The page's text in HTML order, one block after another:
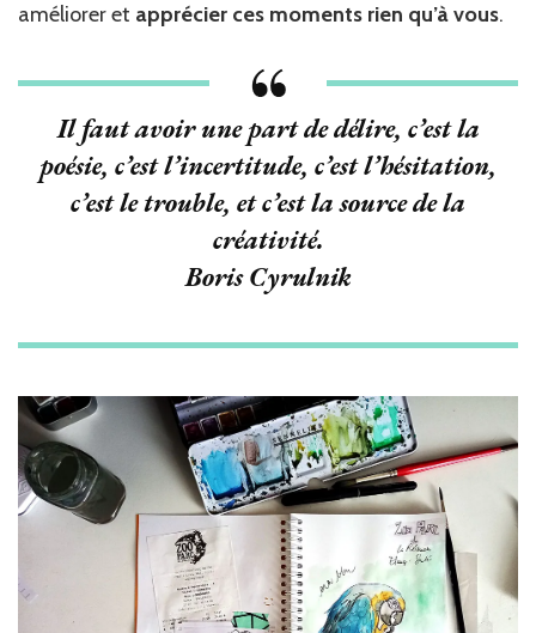
améliorer et apprécier ces moments rien qu’à vous.
Il faut avoir une part de délire, c’est la
poésie, c’est l’incertitude, c’est l’hésitation,
c’est le trouble, et c’est la source de la
créativité.
Boris Cyrulnik